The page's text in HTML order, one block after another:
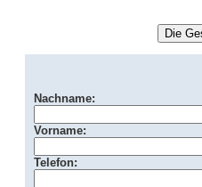
Nachname:
Vorname:
Telefon: